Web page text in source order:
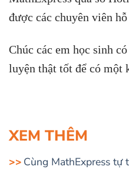
được các chuyên viên
Chúc các em học sinh
luyện thật tốt để có một
XEM THÊM
Cùng MathExpress tự